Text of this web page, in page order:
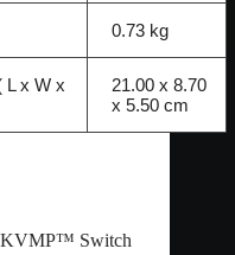
0.73 kg
L x W x
21.00 x 8.70
x 5.50 cm
KVMP™ Switch